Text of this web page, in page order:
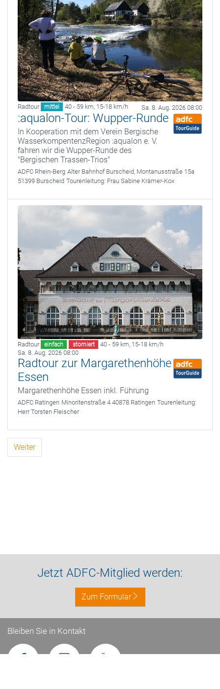
Radtour mittel 40 - 59 km, 15-18 km/h Sa. 8. Aug. 2026 08:00
:aqualon-Tour: Wupper-Runde
In Kooperation mit dem Verein Bergische
WasserkompentenzRegion :aqualon e. V.
fahren wir die Wupper-Runde des
"Bergischen Trassen-Trios"
ADFC Rhein-Berg Alter Bahnhof Burscheid, Montanusstraße 15a
51399 Burscheid Tourenleitung: Frau Sabine Krämer-Kox
Radtour einfach storniert 40 - 59 km, 15-18 km/h
Sa. 8. Aug. 2026 08:00
Radtour zur Margarethenhöhe
Essen
Margarethenhöhe Essen inkl. Führung
ADFC Ratingen Minoritenstraße 4 40878 Ratingen Tourenleitung:
Herr Torsten Fleischer
Weiter
Jetzt ADFC-Mitglied werden:
Zum Formular
Bleiben Sie in Kontakt